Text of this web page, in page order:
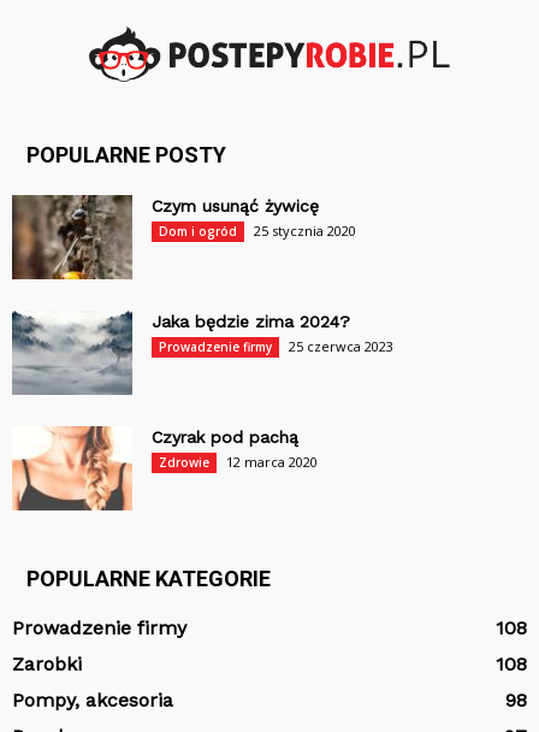
POPULARNE POSTY
Czym usunąć żywicę
Dom i ogród 25 stycznia 2020
Jaka będzie zima 2024?
Prowadzenie firmy 25 czerwca 2023
Czyrak pod pachą
Zdrowie 12 marca 2020
POPULARNE KATEGORIE
Prowadzenie firmy
108
Zarobki
108
Pompy, akcesoria
98